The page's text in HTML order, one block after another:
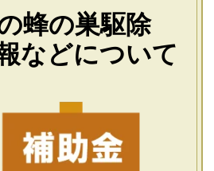
蜂の巣駆除
などについて